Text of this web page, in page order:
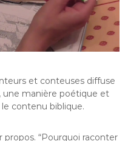
et conteuses diffuse
une manière poétique et
le contenu biblique.
“Pourquoi raconter